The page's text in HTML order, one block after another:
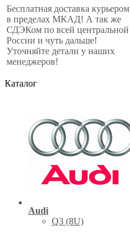
Бесплатная доставка курьером
в пределах МКАД! А так же
СДЭКом по всей центральной
России и чуть дальше!
Уточняйте детали у наших
менеджеров!
Каталог
Audi
Q3 (8U)